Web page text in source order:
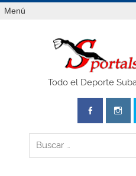
Saltar
alMenú
Todo el Deporte